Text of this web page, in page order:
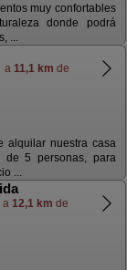
muy confortables
donde podrá
...
a 11,1 km de
alquilar nuestra casa
de 5 personas, para
...
a 12,1 km de